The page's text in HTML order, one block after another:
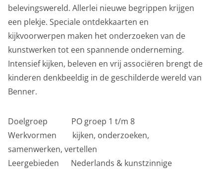
bezoekinfo
te zien en te doen
collectie
belevingswereld. Allerlei nieuwe begrippen krijgen
een plekje. Speciale ontdekkaarten en
kijkvoorwerpen maken het onderzoeken van de
kunstwerken tot een spannende onderneming.
Intensief kijken, beleven en vrij associëren brengt de
kinderen denkbeeldig in de geschilderde wereld van
Benner.
Doelgroep PO groep 1 t/m 8
Werkvormen kijken, onderzoeken,
samenwerken, vertellen
Leergebieden Nederlands & kunstzinnige